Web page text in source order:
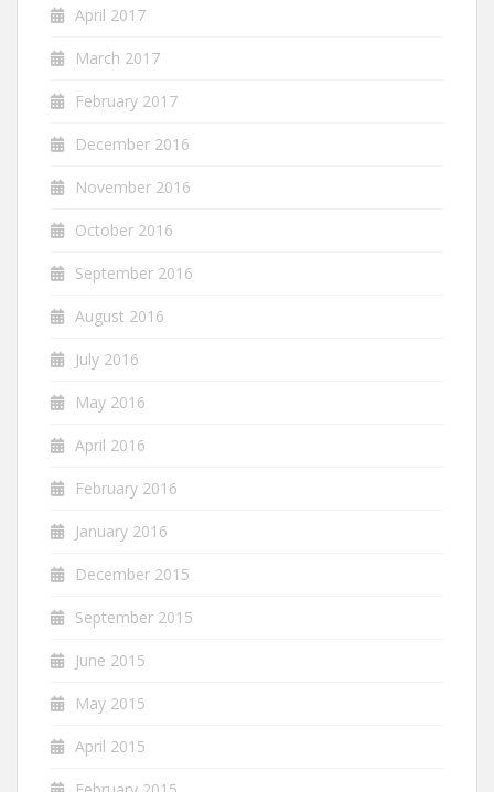
April 2017
March 2017
February 2017
December 2016
November 2016
October 2016
September 2016
August 2016
July 2016
May 2016
April 2016
February 2016
January 2016
December 2015
September 2015
June 2015
May 2015
April 2015